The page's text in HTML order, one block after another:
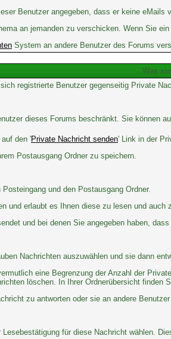
Benutzer angegeben, dass er keine eMails
an jemanden zu verschicken. Wenn Sie
System an andere Benutzer des Forums
Was
registrierte Benutzer gegenseitig Private
dieses Forums beschränkt. Sie können
den 'Private Nachricht senden' Link in der
Postausgang Ordner zu speichern.
und den Postausgang Ordner.
und erlaubt es Ihnen diese zu lesen und
und bei denen Sie angegeben haben,
Nachrichten auszuwählen und sie dann
eine Begrenzung der Anzahl der
löschen. In Ihrer Ordnerübersicht finden
zu antworten oder sie an andere
für diese Nachricht wählen.